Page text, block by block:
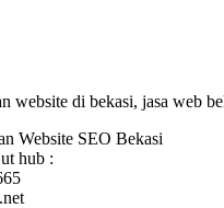
website di bekasi, jasa web
Website SEO Bekasi
hub :